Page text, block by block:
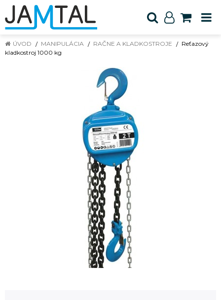
ÚVOD MANIPULÁCIA RAČNE A KLADKOSTROJE
Reťazový
kladkostroj 1000 kg